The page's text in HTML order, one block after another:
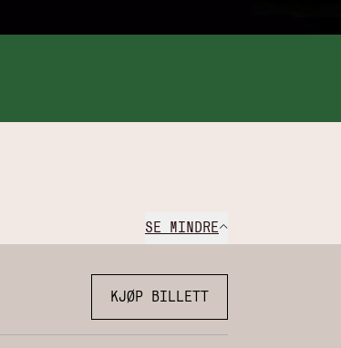
SE MINDRE
KJØP BILLETT